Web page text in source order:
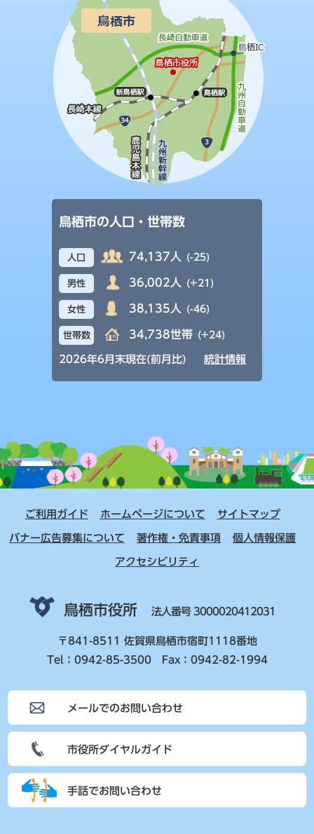
鳥栖市の人口・世帯数
人口 74,137人 (-25)
男性 36,002人 (+21)
女性 38,135人 (-46)
世帯数 34,738世帯 (+24)
2026年6月末現在(前月比) 統計情報
ご利用ガイド ホームページについて サイトマップ
バナー広告募集について 著作権・免責事項 個人情報保護
アクセシビリティ
鳥栖市役所 法人番号 3000020412031
〒841-8511 佐賀県鳥栖市宿町1118番地
Tel：0942-85-3500 Fax：0942-82-1994
メールでのお問い合わせ
市役所ダイヤルガイド
手話でお問い合わせ